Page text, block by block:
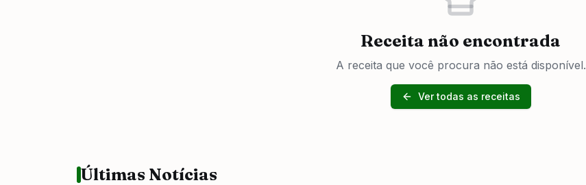
Receita não encontrada
A receita que você procura não está disponível.
Ver todas as receitas
Últimas Notícias